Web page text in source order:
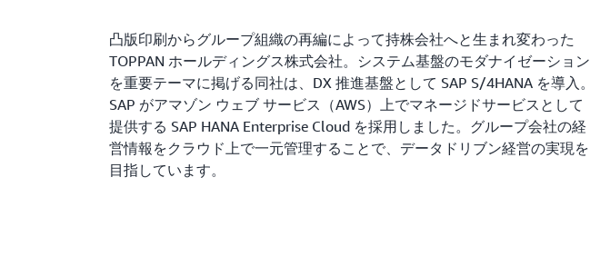
凸版印刷からグループ組織の再編によって持株会社へと生まれ変わった
TOPPAN ホールディングス株式会社。システム基盤のモダナイゼーション
を重要テーマに掲げる同社は、DX 推進基盤として SAP S/4HANA を導入。
SAP がアマゾン ウェブ サービス（AWS）上でマネージドサービスとして
提供する SAP HANA Enterprise Cloud を採用しました。グループ会社の経
営情報をクラウド上で一元管理することで、データドリブン経営の実現を
目指しています。